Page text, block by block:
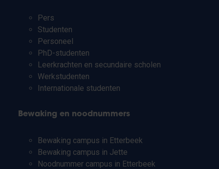
Pers
Studenten
Personeel
PhD-studenten
Leerkrachten en secundaire scholen
Werkstudenten
Internationale studenten
Bewaking en noodnummers
Bewaking campus in Etterbeek
Bewaking campus in Jette
Noodnummer campus in Etterbeek